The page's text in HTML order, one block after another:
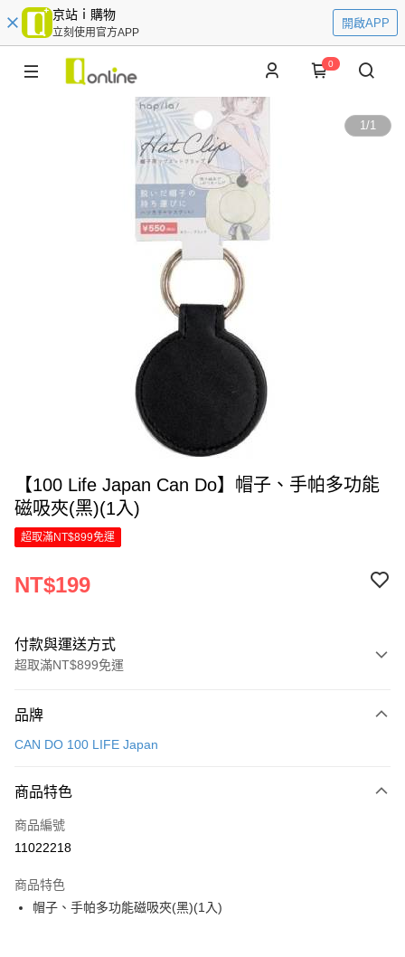
京站ｉ購物
立刻使用官方APP
開啟APP
0
1/1
【100 Life Japan Can Do】帽子、手帕多功能
磁吸夾(黑)(1入)
超取滿NT$899免運
NT$199
付款與運送方式
超取滿NT$899免運
信用卡一次付款
Apple Pay
街口支付
Google Pay
品牌
CAN DO 100 LIFE Japan
商品特色
商品編號
11022218
商品特色
帽子、手帕多功能磁吸夾(黑)(1入)